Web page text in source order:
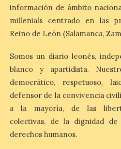
La Bañeza inicia sus
fiestas con el pregón
Matilla
8 Ago 2026
El
Bañeza designa
Martínez
2026. Tendrá
información de ámbito
millenials centrado en las
Reino de León (Salamanca,
Somos un diario leonés,
blanco y apartidista.
democrático, respetuoso,
defensor de la convivencia
a la mayoría, de las
colectivas, de la dignidad
derechos humanos.